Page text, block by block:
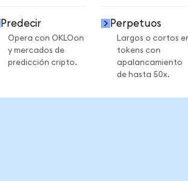
Predecir
Opera con OKLOon
y mercados de
predicción cripto.
Perpetuos
Largos o cortos
tokens con
apalancamiento
de hasta 50x.